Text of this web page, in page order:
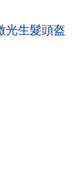
光生髮頭盔